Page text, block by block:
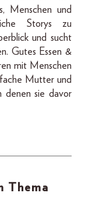
Menschen und
Storys zu
und sucht
Gutes Essen &
mit Menschen
Mutter und
denen sie davor
Thema